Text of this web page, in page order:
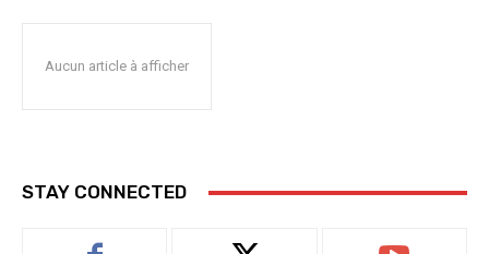
Aucun article à afficher
STAY CONNECTED